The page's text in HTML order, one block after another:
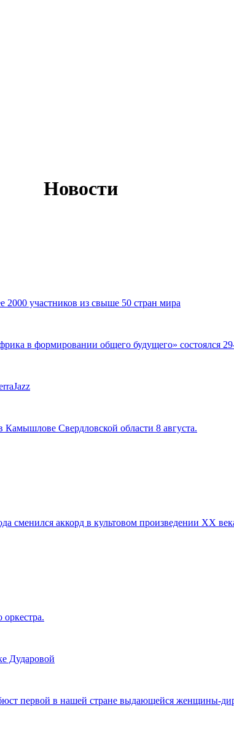
Новости
участников из свыше 50 стран мира
в формировании общего будущего» состоялся
Свердловской области 8 августа.
сменился аккорд в культовом произведении XX
Дударовой
первой в нашей стране выдающейся женщины-